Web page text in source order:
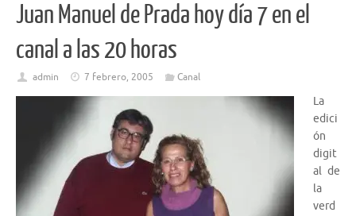
Juan Manuel de Prada hoy día 7 en el
canal a las 20 horas
admin 7 febrero, 2005 Canal
La
edici
ón
digit
al de
la
verd